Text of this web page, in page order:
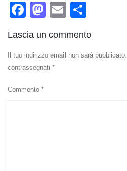
Facebook
Mastodon
Email
Lascia un commento
Il tuo indirizzo email non sarà pubblicato.
contrassegnati *
Commento *